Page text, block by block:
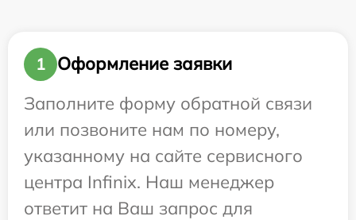
1
Оформление заявки
Заполните форму обратной связи
или позвоните нам по номеру,
указанному на сайте сервисного
центра Infinix. Наш менеджер
ответит на Ваш запрос для